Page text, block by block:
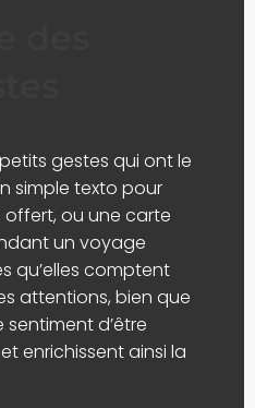
gestes qui ont le
simple texto pour
ou une carte
un voyage
qu’elles comptent
attentions, bien que
d’être
enrichissent ainsi la